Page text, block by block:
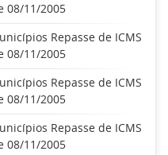
08/11/2005
Repasse de ICMS
08/11/2005
Repasse de ICMS
08/11/2005
Repasse de ICMS
08/11/2005